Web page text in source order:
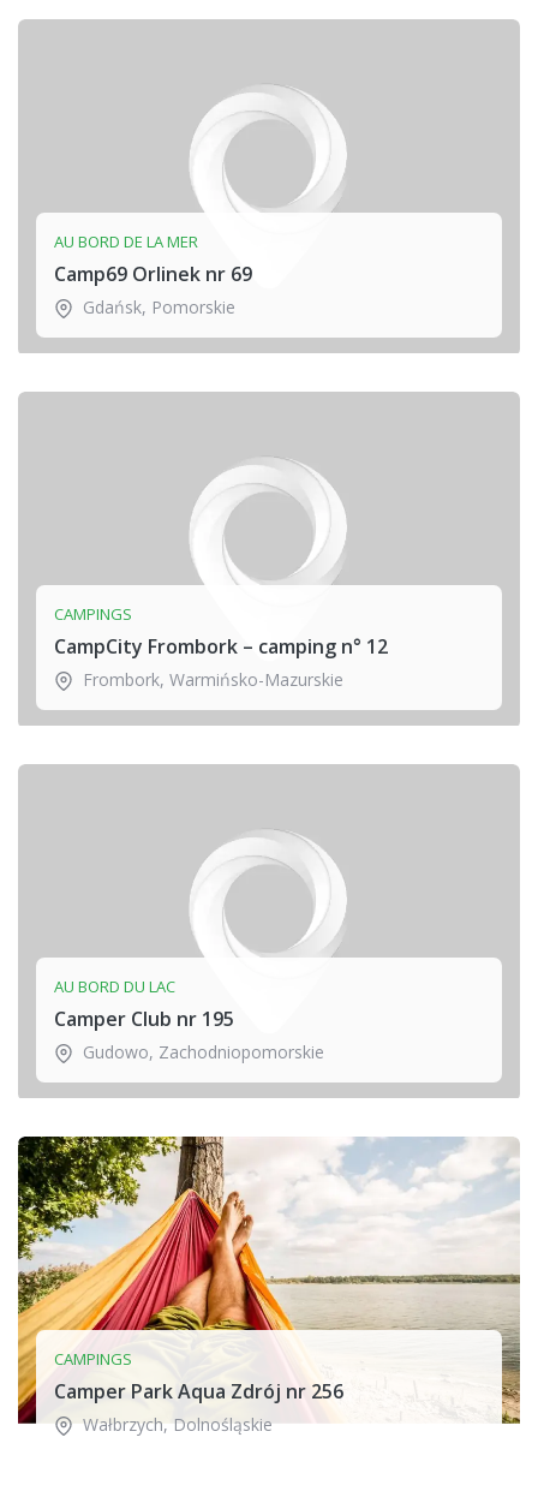
AU BORD DE LA MER
Camp69 Orlinek nr 69
Gdańsk, Pomorskie
CAMPINGS
CampCity Frombork – camping n° 12
Frombork, Warmińsko-Mazurskie
AU BORD DU LAC
Camper Club nr 195
Gudowo, Zachodniopomorskie
CAMPINGS
Camper Park Aqua Zdrój nr 256
Wałbrzych,Dolnośląskie